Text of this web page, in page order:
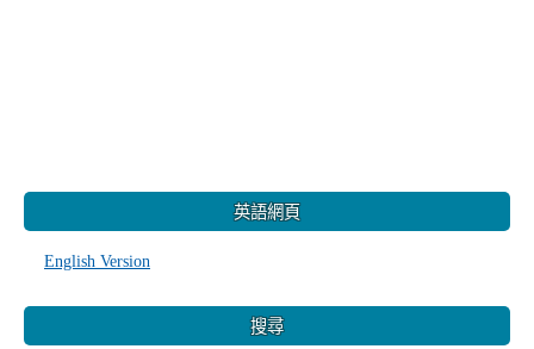
英語網頁
English Version
搜尋